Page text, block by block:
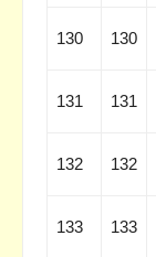
130 130
131 131
132 132
133 133